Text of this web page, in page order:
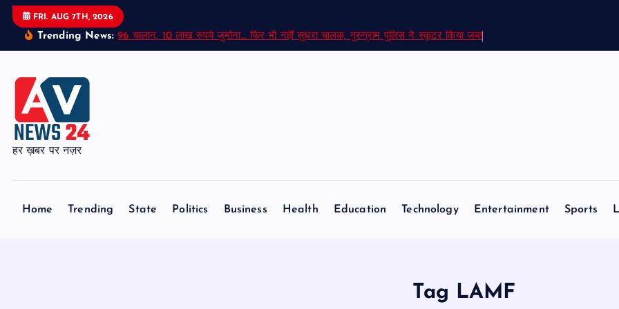
FRI. AUG 7TH, 2026
Trending News: 96 चालान, 10 लाख रुपये जुर्माना… फिर भी नहीं सुधरा चालक, गुरुग्राम पुलिस ने स्कूटर किया जब्त
हर ख़बर पर नज़र
Home Trending State Politics Business Health Education Technology Entertainment Sports
Tag LAMF